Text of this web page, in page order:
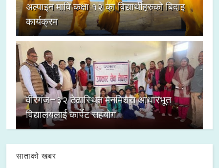
अल्पाइन मावि कक्षा १२ का विद्यार्थीहरुको बिदाइ
कार्यक्रम
वीरगंज–३२ टेढास्थित मनमिश्रा आधारभूत
विद्यालयलाई कार्पेट सहयोग
साताको खबर